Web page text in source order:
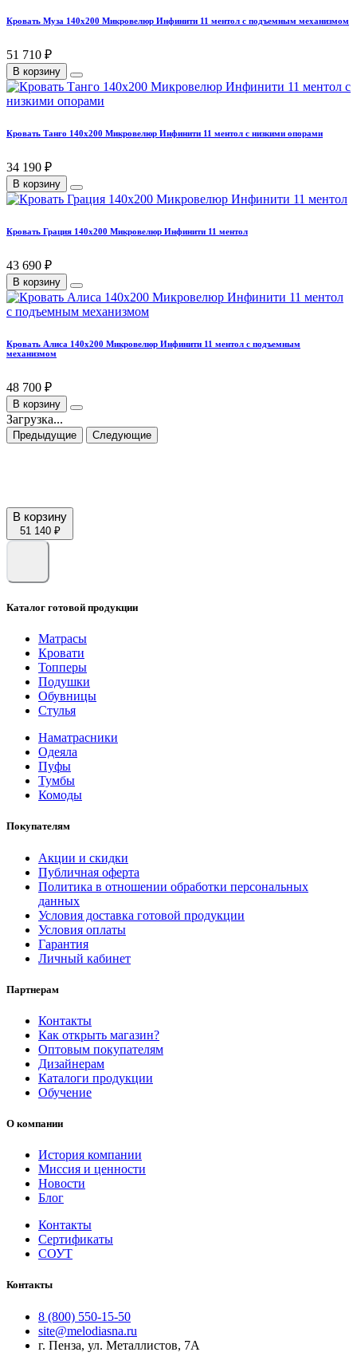
Кровать Муза 140х200 Микровелюр Инфинити 11 ментол с подъемным механизмом
51 710 ₽
В корзину
Кровать Танго 140х200 Микровелюр Инфинити 11 ментол с низкими опорами
34 190 ₽
В корзину
Кровать Грация 140х200 Микровелюр Инфинити 11 ментол
43 690 ₽
В корзину
Кровать Алиса 140х200 Микровелюр Инфинити 11 ментол с подъемным
механизмом
48 700 ₽
В корзину
Загрузка...
Предыдущие Следующие
В корзину
51 140 ₽
Каталог готовой продукции
Матрасы
Кровати
Топперы
Подушки
Обувницы
Стулья
Наматрасники
Одеяла
Пуфы
Тумбы
Комоды
Покупателям
Акции и скидки
Публичная оферта
Политика в отношении обработки персональных
данных
Условия доставка готовой продукции
Условия оплаты
Гарантия
Личный кабинет
Партнерам
Контакты
Как открыть магазин?
Оптовым покупателям
Дизайнерам
Каталоги продукции
Обучение
О компании
История компании
Миссия и ценности
Новости
Блог
Контакты
Сертификаты
СОУТ
Контакты
8 (800) 550-15-50
site@melodiasna.ru
г. Пенза, ул. Металлистов, 7А